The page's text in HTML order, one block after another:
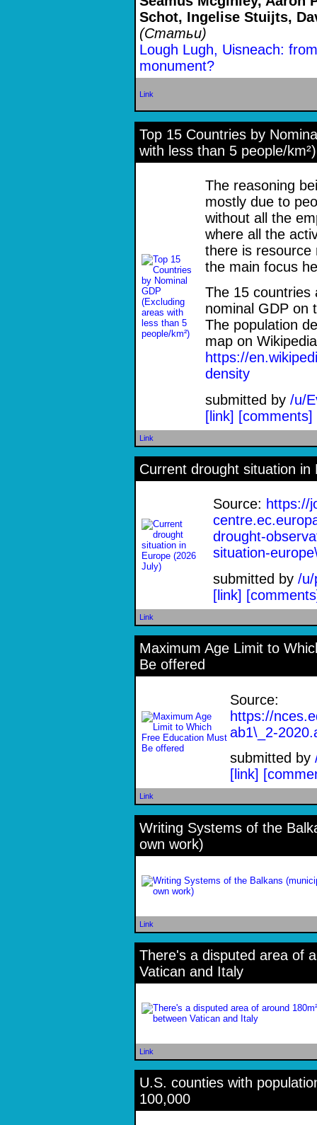
Schot, Ingelise Stuijts,
(Статьи)
Lough Lugh, Uisneach:
monument?
Link
Top 15 Countries by
with less than 5 people/km²)
The reasoning
mostly due to
without all the
where all the
there is resource
the main focus
The 15 countries
nominal GDP on
The population
map on
https://
density
submitted by /u/
[link] [comments]
Link
Current drought situation in
Source: https://
drought-
situation-
submitted by /u/
[link]
Link
Maximum Age Limit to
Be offered
Source:
https://
ab1\_2-
submitted by
[link]
Link
Writing Systems of the
own work)
Link
There's a disputed area of
Vatican and Italy
Link
U.S. counties with
100,000